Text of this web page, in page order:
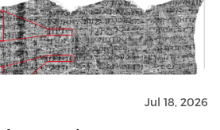
Jul 18, 2026